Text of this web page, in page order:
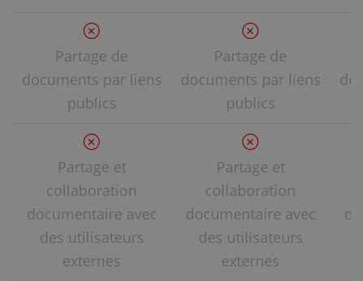
Partage de
documents par liens
publics
Partage de
documents par liens
publics
Partage et
collaboration
documentaire avec
des utilisateurs
externes
Partage et
collaboration
documentaire avec
des utilisateurs
externes